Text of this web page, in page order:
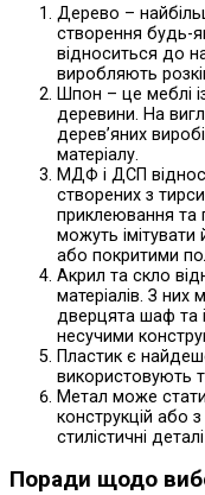
Дерево –
створення будь-
відноситься до
виробляють
Шпон – це меблі
деревини. На
дерев’яних
матеріалу.
МДФ і ДСП
створених з
приклеювання та
можуть
або покритими
Акрил та скло
матеріалів. З них
дверцята шаф та
несучими
Пластик є
використовують
Метал може
конструкцій або
стилістичні
Поради щодо